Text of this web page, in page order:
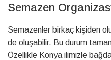
Semazen
Semazenler birkaç kişiden
de oluşabilir. Bu durum
Özellikle Konya ilimizle